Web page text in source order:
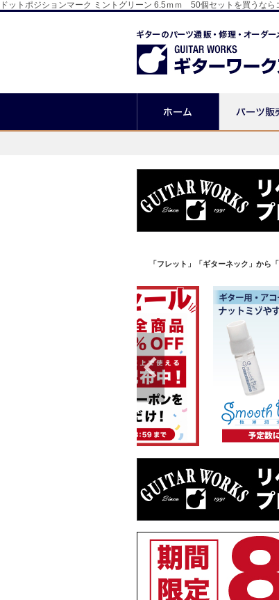
ドットポジションマーク ミントグリーン 6.5ｍｍ 50個セットを買うな
「フレット」「ギターネック」から